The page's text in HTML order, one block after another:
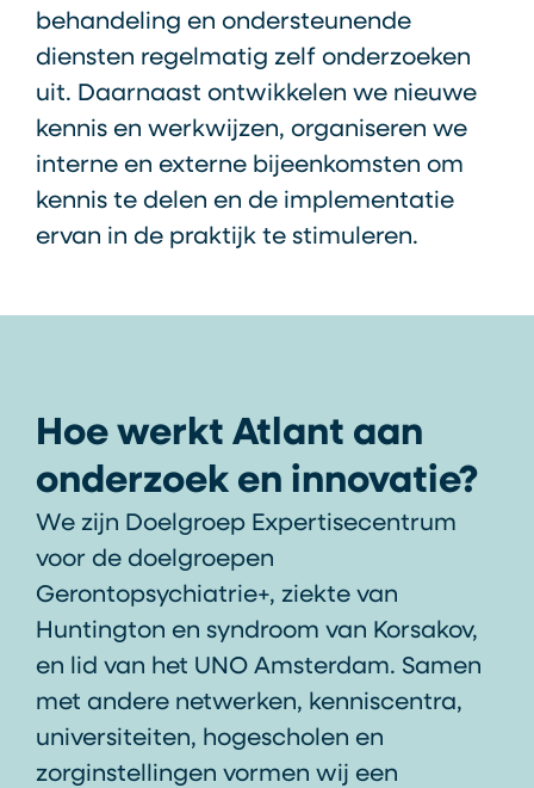
behandeling en ondersteunende
diensten regelmatig zelf onderzoeken
uit. Daarnaast ontwikkelen we nieuwe
kennis en werkwijzen, organiseren we
interne en externe bijeenkomsten om
kennis te delen en de implementatie
ervan in de praktijk te stimuleren.
Hoe werkt Atlant aan
onderzoek en innovatie?
We zijn Doelgroep Expertisecentrum
voor de doelgroepen
Gerontopsychiatrie+, ziekte van
Huntington en syndroom van Korsakov,
en lid van het UNO Amsterdam. Samen
met andere netwerken, kenniscentra,
universiteiten, hogescholen en
zorginstellingen vormen wij een